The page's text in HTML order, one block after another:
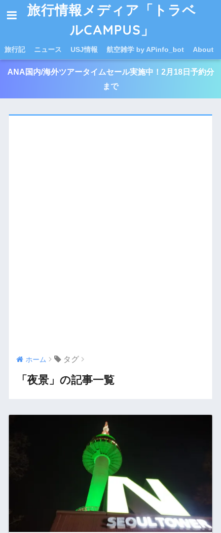
旅行情報メディア「トラベ
ルCAMPUS」
旅行記 ニュース USJ情報 航空雑学 by APinfo_bot About
ANA国内/海外ツアータイムセール実施中！2月18日予約分
まで
ホーム タグ
「夜景」の記事一覧